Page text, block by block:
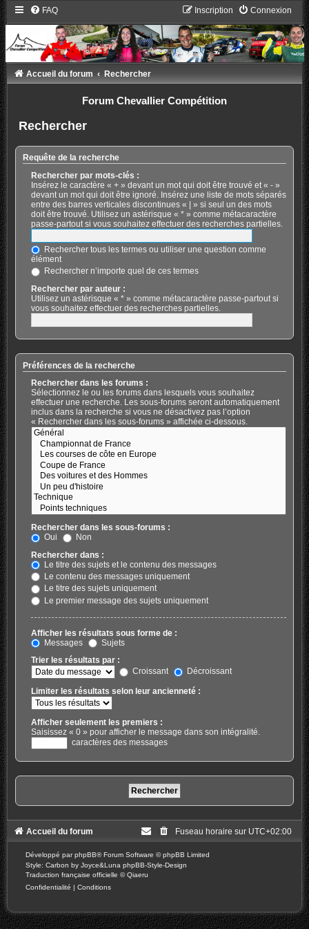
FAQ Connexion
Inscription
Accueil du forum Rechercher
Forum Chevallier Compétition
Rechercher
Requête de la recherche
Rechercher par mots-clés :
Insérez le caractère « + » devant un mot qui doit être trouvé et « - »
devant un mot qui doit être ignoré. Insérez une liste de mots séparés
entre des barres verticales discontinues « | » si seul un des mots
doit être trouvé. Utilisez un astérisque « * » comme métacaractère
passe-partout si vous souhaitez effectuer des recherches partielles.
Rechercher tous les termes ou utiliser une question comme
élément
Rechercher n’importe quel de ces termes
Rechercher par auteur :
Utilisez un astérisque « * » comme métacaractère passe-partout si
vous souhaitez effectuer des recherches partielles.
Préférences de la recherche
Rechercher dans les forums :
Sélectionnez le ou les forums dans lesquels vous souhaitez
effectuer une recherche. Les sous-forums seront automatiquement
inclus dans la recherche si vous ne désactivez pas l’option
« Rechercher dans les sous-forums » affichée ci-dessous.
Rechercher dans les sous-forums :
Oui
Non
Rechercher dans :
Le titre des sujets et le contenu des messages
Le contenu des messages uniquement
Le titre des sujets uniquement
Le premier message des sujets uniquement
Afficher les résultats sous forme de :
Messages
Sujets
Trier les résultats par :
Croissant
Décroissant
Limiter les résultats selon leur ancienneté :
Afficher seulement les premiers :
Saisissez « 0 » pour afficher le message dans son intégralité.
caractères des messages
Accueil du forum Fuseau horaire sur UTC+02:00
Développé parphpBB® Forum Software © phpBB Limited
Style: Carbon by Joyce&Luna phpBB-Style-Design
Traduction française officielle ©Qiaeru
Confidentialité | Conditions